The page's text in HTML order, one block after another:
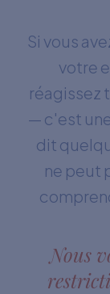
Si vous
votre
réagissez
— c'est
dit
ne peut
Nous